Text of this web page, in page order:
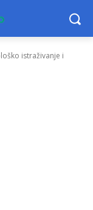
istraživanje i